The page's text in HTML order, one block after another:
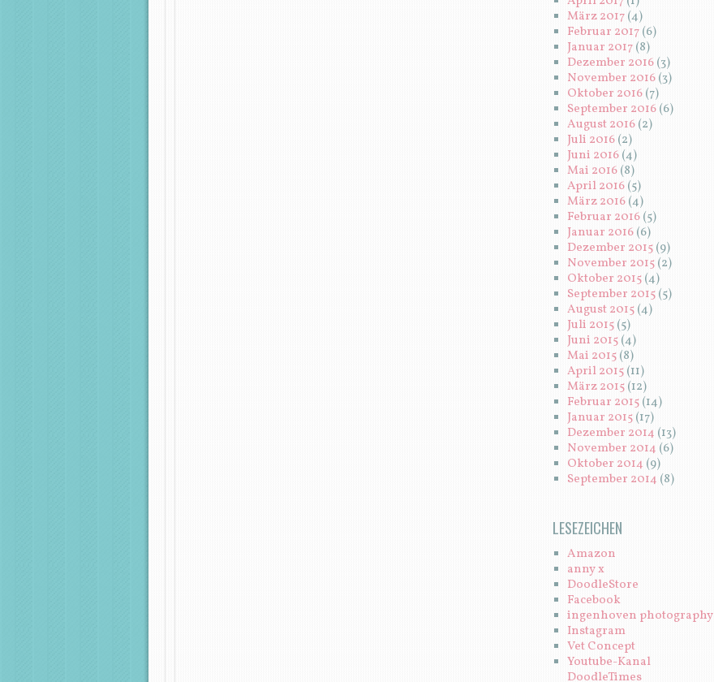
März 2017(4)
Februar 2017(6)
Januar 2017(8)
Dezember 2016(3)
November 2016(3)
Oktober 2016(7)
September 2016(6)
August 2016(2)
Juli 2016(2)
Juni 2016(4)
Mai 2016(8)
April 2016(5)
März 2016(4)
Februar 2016(5)
Januar 2016(6)
Dezember 2015(9)
November 2015(2)
Oktober 2015(4)
September 2015(5)
August 2015(4)
Juli 2015(5)
Juni 2015(4)
Mai 2015(8)
April 2015(11)
März 2015(12)
Februar 2015(14)
Januar 2015(17)
Dezember 2014 (13)
November 2014 (6)
Oktober 2014 (9)
September 2014 (8)
LESEZEICHEN
Amazon
anny x
DoodleStore
Facebook
ingenhoven photography
Instagram
Vet Concept
Youtube-Kanal
DoodleTimes